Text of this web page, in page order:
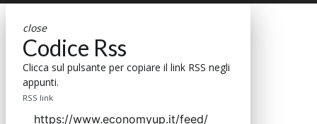
close
Codice Rss
Clicca sul pulsante per copiare il link RSS negli
appunti.
RSS link